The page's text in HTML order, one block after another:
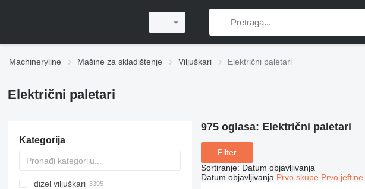
Machineryline Mašine za skladištenje Viljuškari Električni paletari
Električni paletari
Kategorija
dizel viljuškari
975 oglasa: Električni paletari
Filter
Sortiranje: Datum objavljivanja
Datum objavljivanja Prvo skupe Prvo jeftine